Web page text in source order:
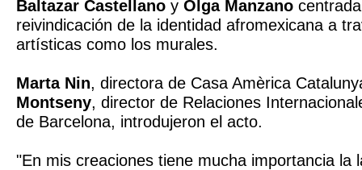
Baltazar Castellano y Olga Manzano
reivindicación de la identidad afromexicana a
artísticas como los murales.
Marta Nin, directora de Casa Amèrica
Montseny, director de Relaciones
de Barcelona, introdujeron el acto.
"En mis creaciones tiene mucha importancia la